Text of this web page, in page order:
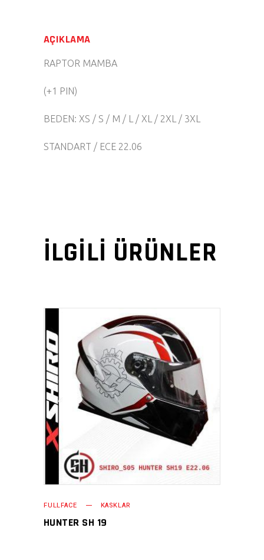
AÇIKLAMA
RAPTOR MAMBA
(+1 PIN)
BEDEN: XS / S / M / L / XL / 2XL / 3XL
STANDART / ECE 22.06
İLGILI ÜRÜNLER
FULLFACE KASKLAR
HUNTER SH 19